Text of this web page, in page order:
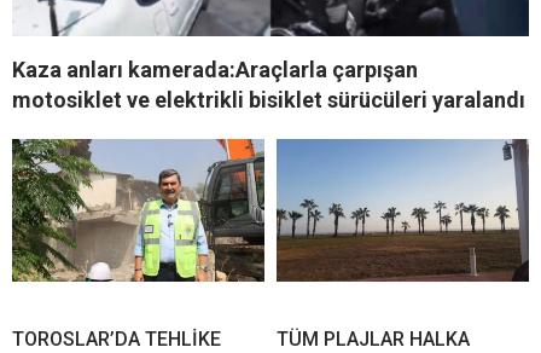
Kaza anları kamerada:Araçlarla çarpışan
motosiklet ve elektrikli bisiklet sürücüleri yaralandı
TOROSLAR’DA TEHLİKE
TÜM PLAJLAR HALKA